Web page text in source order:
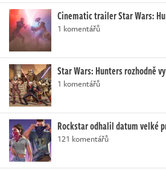
Cinematic trailer Star Wars:
1 komentářů
Star Wars: Hunters rozhodně
1 komentářů
Rockstar odhalil datum velké
121 komentářů